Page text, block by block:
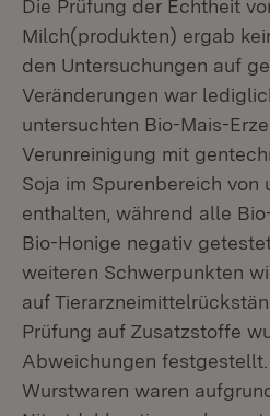
Die Prüfung der Echtheit
Milch(produkten) ergab
den Untersuchungen auf
Veränderungen war
untersuchten Bio-Mais-
Verunreinigung mit
Soja im Spurenbereich von
enthalten, während alle
Bio-Honige negativ
weiteren Schwerpunkten
auf
Prüfung auf Zusatzstoffe
Abweichungen
Wurstwaren waren